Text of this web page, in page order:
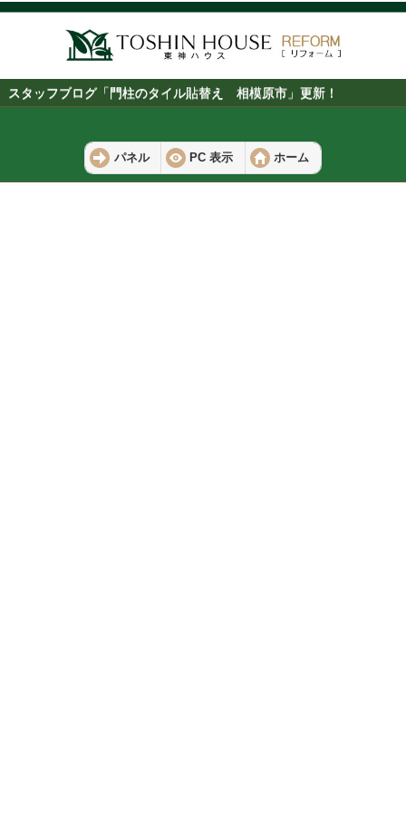
スタッフブログ「門柱のタイル貼替え 相模原市」更新！
パネル PC 表示 ホーム